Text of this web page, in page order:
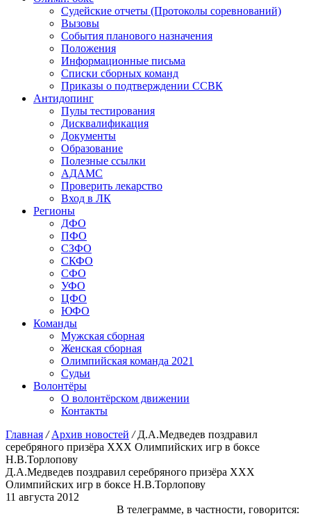
Судейские отчеты (Протоколы соревнований)
Вызовы
События планового назначения
Положения
Информационные письма
Списки сборных команд
Приказы о подтверждении ССВК
Антидопинг
Пулы тестирования
Дисквалификация
Документы
Образование
Полезные ссылки
АДАМС
Проверить лекарство
Вход в ЛК
Регионы
ДФО
ПФО
СЗФО
СКФО
СФО
УФО
ЦФО
ЮФО
Команды
Мужская сборная
Женская сборная
Олимпийская команда 2021
Судьи
Волонтёры
О волонтёрском движении
Контакты
Главная / Архив новостей /Д.А.Медведев поздравил
серебряного призёра XXX Олимпийских игр в боксе
Н.В.Торлопову
Д.А.Медведев поздравил серебряного призёра XXX
Олимпийских игр в боксе Н.В.Торлопову
11 августа 2012
В телеграмме, в частности, говорится: